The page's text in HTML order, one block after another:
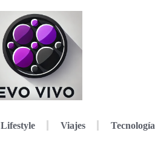
Lifestyle Viajes Tecnología